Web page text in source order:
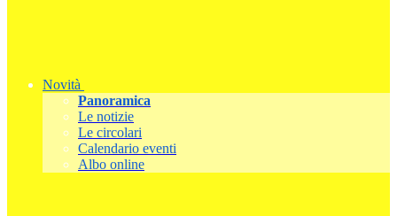
Novità
Panoramica
Le notizie
Le circolari
Calendario eventi
Albo online